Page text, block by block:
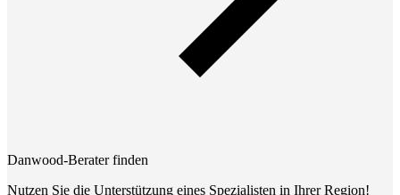
Danwood-Berater finden
Nutzen Sie die Unterstützung eines Spezialisten in Ihrer Region!